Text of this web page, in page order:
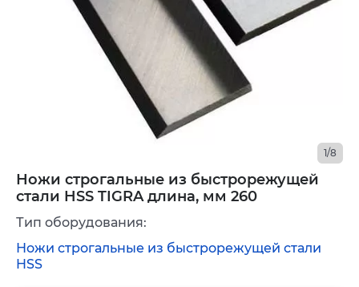
Ножи строгальные из быстрорежущей
стали HSS TIGRA длина, мм 260
1/8
Тип оборудования:
Ножи строгальные из быстрорежущей стали
HSS